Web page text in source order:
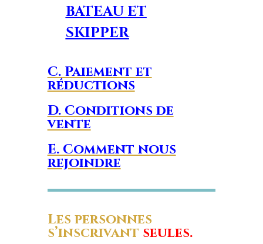
BATEAU ET
SKIPPER
C. Paiement et
réductions
D. Conditions de
vente
E. Comment nous
rejoindre
Les personnes
s’inscrivant seules.